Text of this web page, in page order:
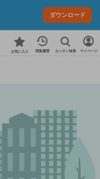
ダウンロード
お気に入り 閲覧履歴 カンタン検索 マイページ